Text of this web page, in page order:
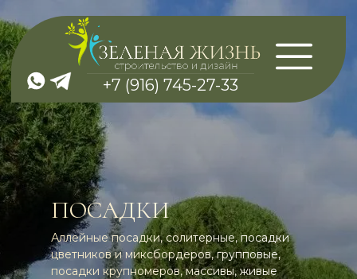
+7 (916) 745-27-33
ПОСАДКИ
Аллейные посадки, солитерные, посадки
цветников и миксбордеров, групповые,
посадки крупномеров, массивы, живые